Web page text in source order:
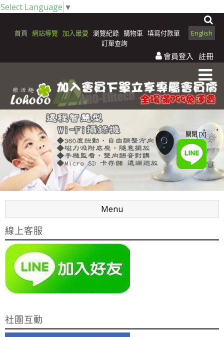
Select Language ▼
首頁 網站導覽 加入最愛 English
瀏覽紀錄 購物車 填寫付款單
訂單查詢
會員登入 註冊
Menu
線上客服
社團互動
關閉 [X]